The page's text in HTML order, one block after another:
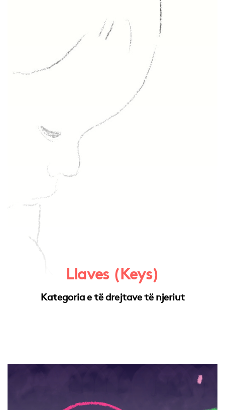
Llaves (Keys)
Kategoria e të drejtave të njeriut